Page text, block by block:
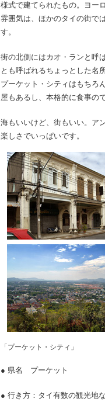
様式で建てられたもの。ヨー
雰囲気は、ほかのタイの街で
す。
街の北側にはカオ・ランと呼
とも呼ばれるちょっとした名
プーケット・シティはもちろ
屋もあるし、本格的に食事の
海もいいけど、街もいい。ア
楽しさでいっぱいです。
「プーケット・シティ」
● 県名 プーケット
● 行き方：タイ有数の観光地